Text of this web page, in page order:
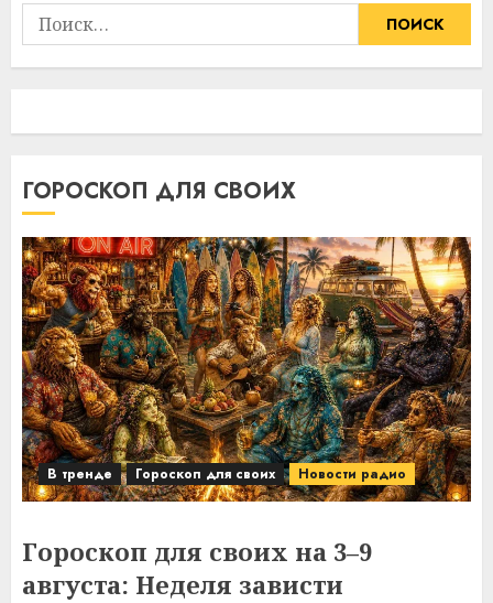
Найти:
ГОРОСКОП ДЛЯ СВОИХ
В тренде Гороскоп для своих Новости радио
Гороскоп для своих на 3–9
августа: Неделя зависти